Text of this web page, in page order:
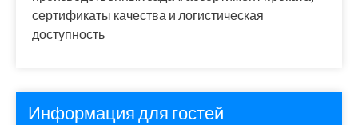
сертификаты качества и логистическая
доступность
Информация для гостей